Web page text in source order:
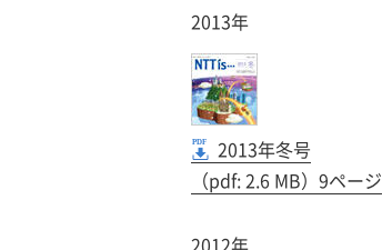
2013年
2013年冬号
（pdf: 2.6 MB）9ページ
2012年